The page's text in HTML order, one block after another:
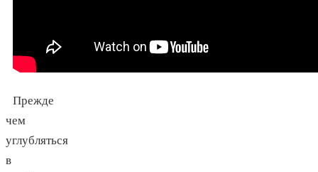
Прежде
чем
углубляться
в